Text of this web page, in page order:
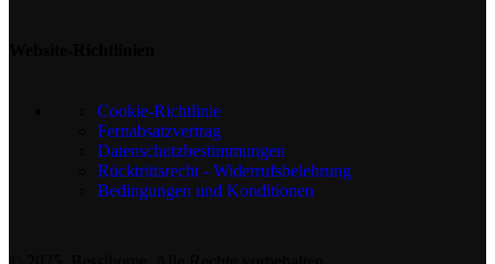
Cookie-Richtlinie
Fernabsatzvertrag
Datenschutzbestimmungen
Rücktrittsrecht - Widerrufsbelehrung
Bedingungen und Konditionen